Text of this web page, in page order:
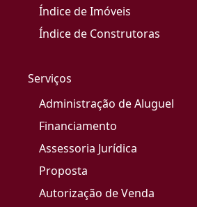
Índice de Imóveis
Índice de Construtoras
Serviços
Administração de Aluguel
Financiamento
Assessoria Jurídica
Proposta
Autorização de Venda